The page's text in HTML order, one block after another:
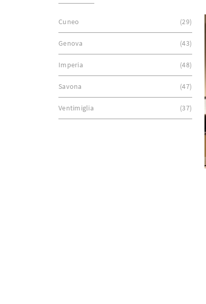
Cuneo 29
Genova 43
Imperia 48
Savona 47
Ventimiglia 37